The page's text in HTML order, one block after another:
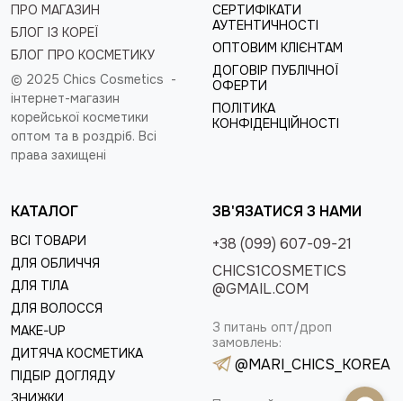
ПРО МАГАЗИН
БЛОГ ІЗ КОРЕЇ
БЛОГ ПРО КОСМЕТИКУ
© 2025 Chics Cosmetics -
інтернет-магазин
корейської косметики
оптом та в роздріб. Всі
права захищені
СЕРТИФІКАТИ
АУТЕНТИЧНОСТІ
ОПТОВИМ КЛІЄНТАМ
ДОГОВІР ПУБЛІЧНОЇ
ОФЕРТИ
ПОЛІТИКА
КОНФІДЕНЦІЙНОСТІ
КАТАЛОГ
ВСІ ТОВАРИ
ДЛЯ ОБЛИЧЧЯ
ДЛЯ ТІЛА
ДЛЯ ВОЛОССЯ
MAKE-UP
ДИТЯЧА КОСМЕТИКА
ПІДБІР ДОГЛЯДУ
ЗВ'ЯЗАТИСЯ З НАМИ
+38 (099) 607-09-21
CHICS1COSMETICS
@GMAIL.COM
З питань опт/дроп
замовлень:
@MARI_CHICS_KOREA